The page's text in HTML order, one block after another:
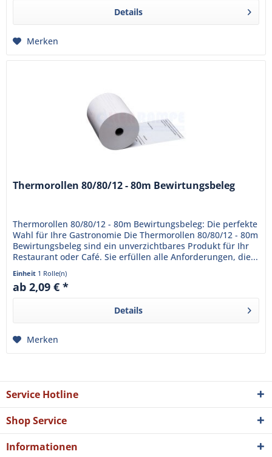
Details
Merken
Thermorollen 80/80/12 - 80m Bewirtungsbeleg
Thermorollen 80/80/12 - 80m Bewirtungsbeleg: Die perfekte
Wahl für Ihre Gastronomie Die Thermorollen 80/80/12 - 80m
Bewirtungsbeleg sind ein unverzichtbares Produkt für Ihr
Restaurant oder Café. Sie erfüllen alle Anforderungen, die...
Einheit 1 Rolle(n)
ab 2,09 € *
Details
Merken
Service Hotline
Shop Service
Informationen